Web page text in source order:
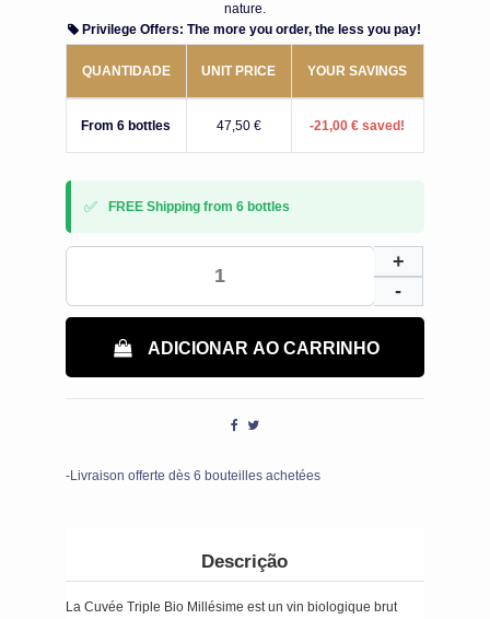
nature.
Privilege Offers: The more you order, the less you pay!
QUANTIDADE UNIT PRICE YOUR SAVINGS
From 6 bottles 47,50 € -21,00 € saved!
✅ FREE Shipping from 6 bottles
ADICIONAR AO CARRINHO
-Livraison offerte dès 6 bouteilles achetées
Descrição
La Cuvée Triple Bio Millésime est un vin biologique brut